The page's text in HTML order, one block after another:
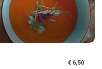
€ 6,50